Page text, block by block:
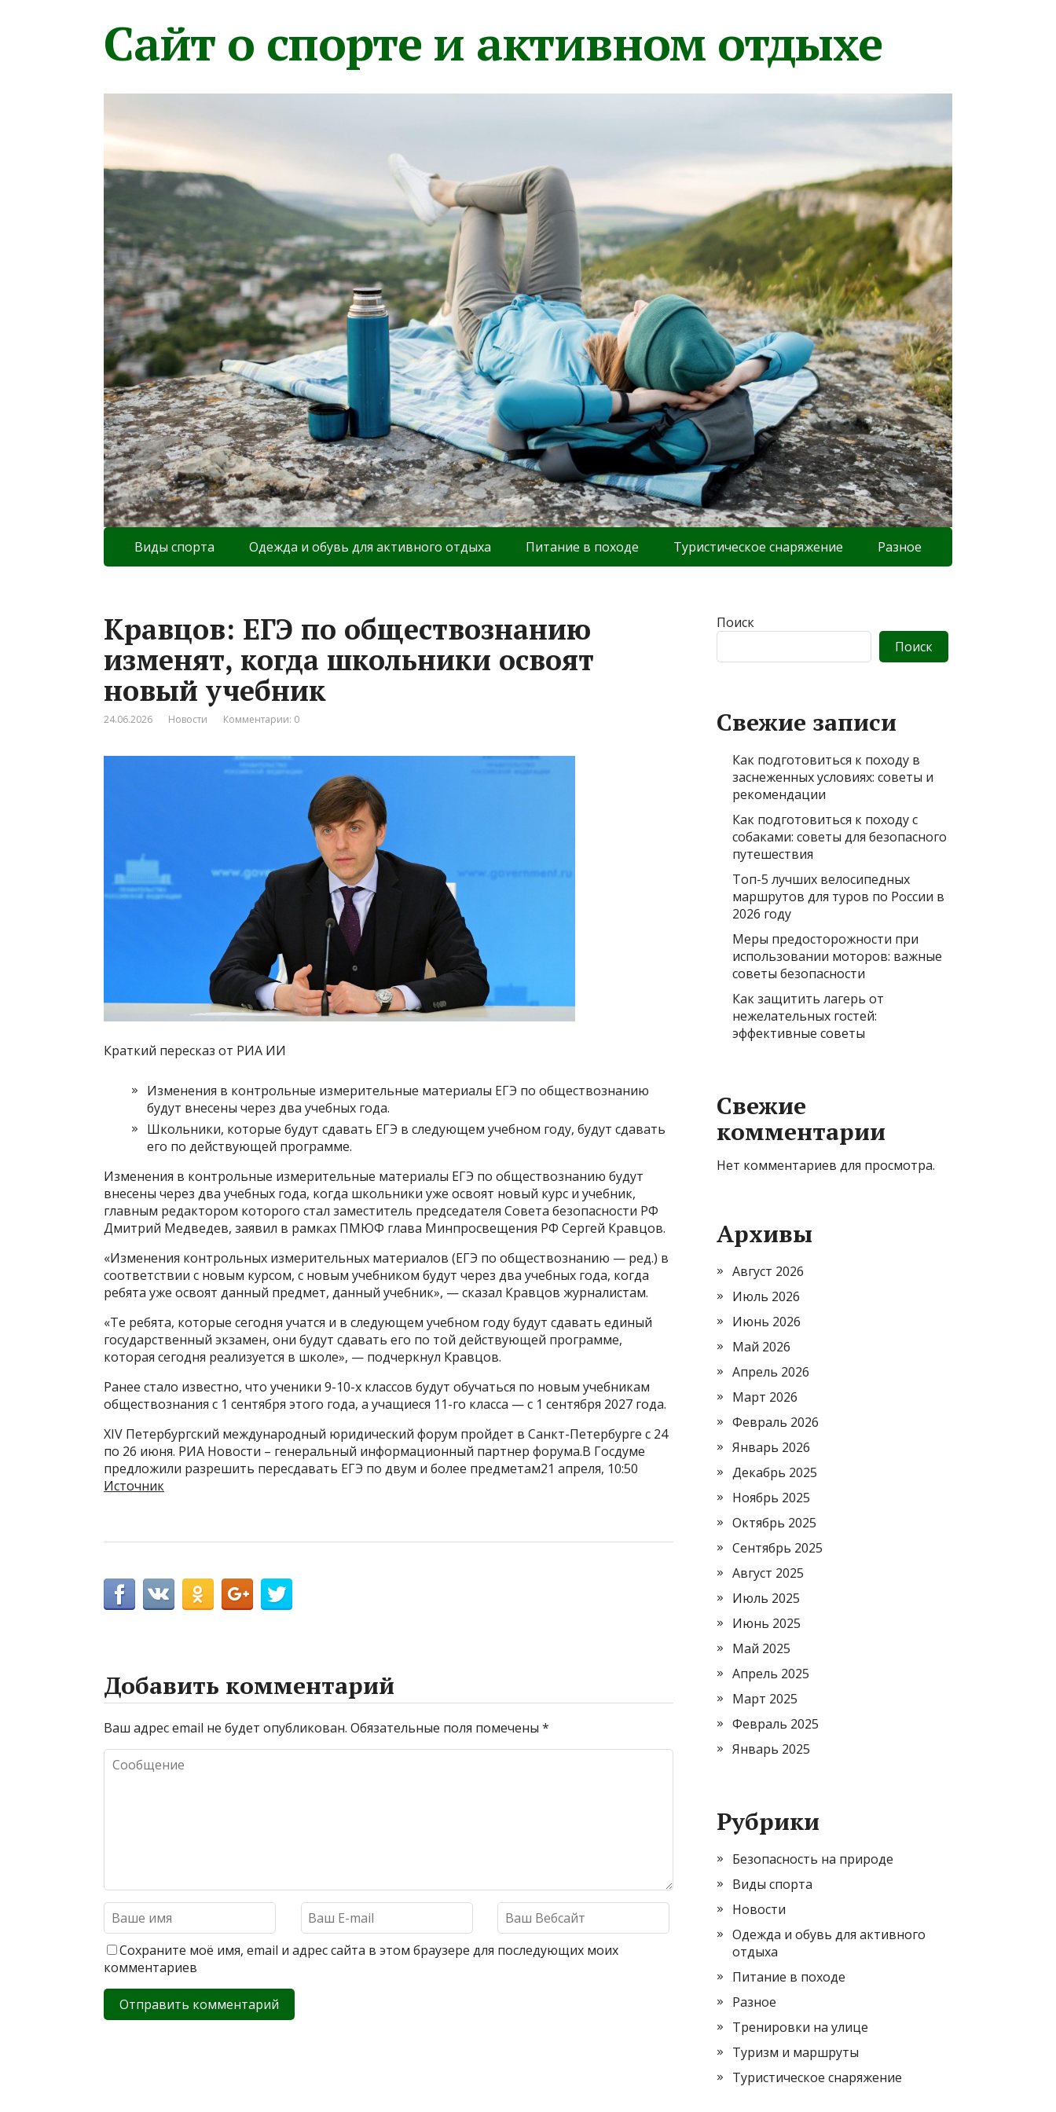
Сайт о спорте и активном отдыхе
Виды спорта Одежда и обувь для активного отдыха Питание в походе Туристическое снаряжение Разное
Кравцов: ЕГЭ по обществознанию
изменят, когда школьники освоят
новый учебник
24.06.2026 Новости Комментарии: 0
Краткий пересказ от РИА ИИ
Изменения в контрольные измерительные материалы ЕГЭ по обществознанию
будут внесены через два учебных года.
Школьники, которые будут сдавать ЕГЭ в следующем учебном году, будут сдавать
его по действующей программе.
Изменения в контрольные измерительные материалы ЕГЭ по обществознанию будут
внесены через два учебных года, когда школьники уже освоят новый курс и учебник,
главным редактором которого стал заместитель председателя Совета безопасности РФ
Дмитрий Медведев, заявил в рамках ПМЮФ глава Минпросвещения РФ Сергей Кравцов.
«Изменения контрольных измерительных материалов (ЕГЭ по обществознанию — ред.) в
соответствии с новым курсом, с новым учебником будут через два учебных года, когда
ребята уже освоят данный предмет, данный учебник», — сказал Кравцов журналистам.
«Те ребята, которые сегодня учатся и в следующем учебном году будут сдавать единый
государственный экзамен, они будут сдавать его по той действующей программе,
которая сегодня реализуется в школе», — подчеркнул Кравцов.
Ранее стало известно, что ученики 9-10-х классов будут обучаться по новым учебникам
обществознания с 1 сентября этого года, а учащиеся 11-го класса — с 1 сентября 2027 года.
XIV Петербургский международный юридический форум пройдет в Санкт-Петербурге с 24
по 26 июня. РИА Новости – генеральный информационный партнер форума.В Госдуме
предложили разрешить пересдавать ЕГЭ по двум и более предметам21 апреля, 10:50
Источник
Добавить комментарий
Ваш адрес email не будет опубликован. Обязательные поля помечены *
Сохраните моё имя, email и адрес сайта в этом браузере для последующих моих
комментариев
Поиск
Поиск
Свежие записи
Как подготовиться к походу в
заснеженных условиях: советы и
рекомендации
Как подготовиться к походу с
собаками: советы для безопасного
путешествия
Топ-5 лучших велосипедных
маршрутов для туров по России в
2026 году
Меры предосторожности при
использовании моторов: важные
советы безопасности
Как защитить лагерь от
нежелательных гостей:
эффективные советы
Свежие
комментарии
Нет комментариев для просмотра.
Архивы
Август 2026
Июль 2026
Июнь 2026
Май 2026
Апрель 2026
Март 2026
Февраль 2026
Январь 2026
Декабрь 2025
Ноябрь 2025
Октябрь 2025
Сентябрь 2025
Август 2025
Июль 2025
Июнь 2025
Май 2025
Апрель 2025
Март 2025
Февраль 2025
Январь 2025
Рубрики
Безопасность на природе
Виды спорта
Новости
Одежда и обувь для активного
отдыха
Питание в походе
Разное
Тренировки на улице
Туризм и маршруты
Туристическое снаряжение